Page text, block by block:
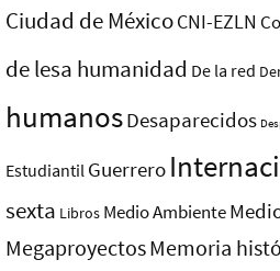
Ciudad de MéxicoCNI-EZLN
de lesa humanidad De la red
humanosDesaparecidos
Estudiantil Guerrero
sexta Libros Medio Ambiente
MegaproyectosMemoria